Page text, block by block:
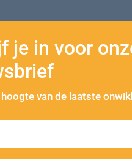
je in voor
van de laatste